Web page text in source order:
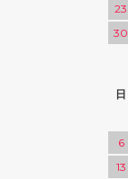
23
30
日
6
13